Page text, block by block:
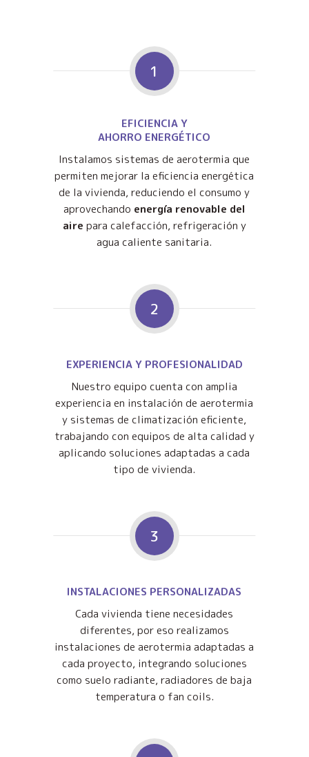
1
EFICIENCIA Y
AHORRO ENERGÉTICO
Instalamos sistemas de aerotermia que
permiten mejorar la eficiencia energética
de la vivienda, reduciendo el consumo y
aprovechando energía renovable del
aire para calefacción, refrigeración y
agua caliente sanitaria.
2
EXPERIENCIA Y PROFESIONALIDAD
Nuestro equipo cuenta con amplia
experiencia en instalación de aerotermia
y sistemas de climatización eficiente,
trabajando con equipos de alta calidad y
aplicando soluciones adaptadas a cada
tipo de vivienda.
3
INSTALACIONES PERSONALIZADAS
Cada vivienda tiene necesidades
diferentes, por eso realizamos
instalaciones de aerotermia adaptadas a
cada proyecto, integrando soluciones
como suelo radiante, radiadores de baja
temperatura o fan coils.